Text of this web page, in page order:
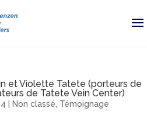
et Violette Tatete (porteurs de
de Tatete Vein Center)
Non classé Témoignage